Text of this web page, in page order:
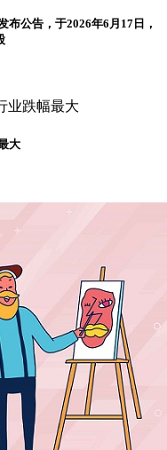
布公告，于2026年6月17日，
大